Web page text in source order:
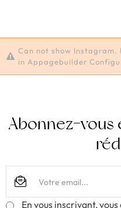
Can not show
in Appagebuilder
Abonnez-vous
En vous inscrivant,